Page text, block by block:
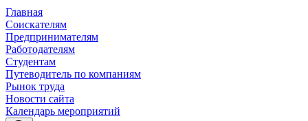
Главная
Соискателям
Предпринимателям
Работодателям
Студентам
Путеводитель по компаниям
Рынок труда
Новости сайта
Календарь мероприятий